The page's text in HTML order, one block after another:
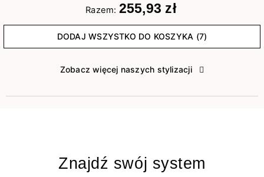
Razem: 255,93 zł
DODAJ WSZYSTKO DO KOSZYKA (7)
Zobacz więcej naszych stylizacji
Znajdź swój system